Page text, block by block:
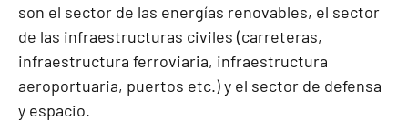
son el sector de las energías renovables, el sector
de las infraestructuras civiles (carreteras,
infraestructura ferroviaria, infraestructura
aeroportuaria, puertos etc.) y el sector de defensa
y espacio.